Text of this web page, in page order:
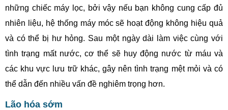
những chiếc máy lọc, bởi vậy nếu bạn không cung cấp đủ
nhiên liệu, hệ thống máy móc sẽ hoạt động không hiệu quả
và có thể bị hư hỏng. Sau một ngày dài làm việc cùng với
tình trạng mất nước, cơ thể sẽ huy động nước từ máu và
các khu vực lưu trữ khác, gây nên tình trạng mệt mỏi và có
thể dẫn đến nhiều vấn đề nghiêm trọng hơn.
Lão hóa sớm